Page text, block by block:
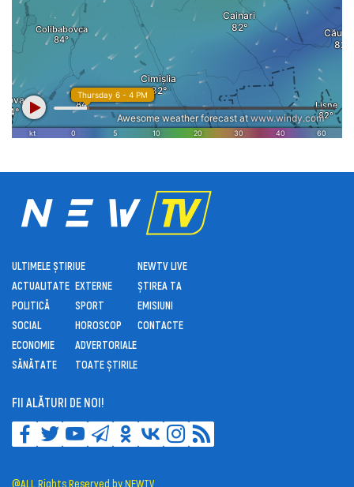
ULTIMELE ȘTIRI
ACTUALITATE
POLITICĂ
SOCIAL
ECONOMIE
SĂNĂTATE
UE
EXTERNE
SPORT
HOROSCOP
ADVERTORIALE
TOATE ȘTIRILE
NEWTV LIVE
ȘTIREA TA
EMISIUNI
CONTACTE
FII ALĂTURI DE NOI!
@ALL Rights Reserved by NEWTV